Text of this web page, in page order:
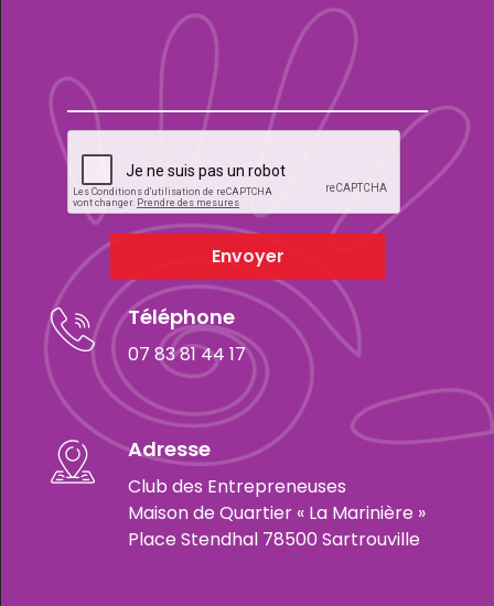
Envoyer
Téléphone
07 83 81 44 17
Adresse
Club des Entrepreneuses
Maison de Quartier « La Marinière »
Place Stendhal 78500 Sartrouville